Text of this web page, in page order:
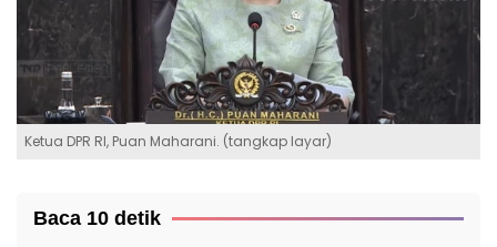
Ketua DPR RI, Puan Maharani. (tangkap layar)
Baca 10 detik